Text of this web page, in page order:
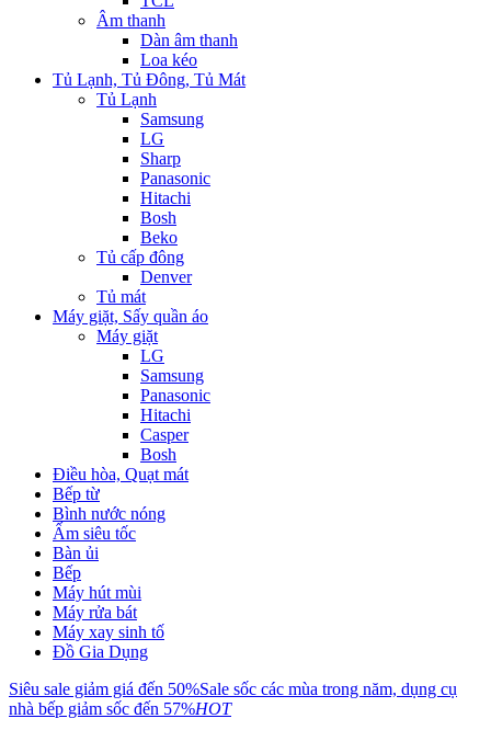
Âm thanh
Dàn âm thanh
Loa kéo
Tủ Lạnh, Tủ Đông, Tủ Mát
Tủ Lạnh
Samsung
LG
Sharp
Panasonic
Hitachi
Bosh
Beko
Tủ cấp đông
Denver
Tủ mát
Máy giặt, Sấy quần áo
Máy giặt
LG
Samsung
Panasonic
Hitachi
Casper
Bosh
Điều hòa, Quạt mát
Bếp từ
Bình nước nóng
Ấm siêu tốc
Bàn ủi
Bếp
Máy hút mùi
Máy rửa bát
Máy xay sinh tố
Đồ Gia Dụng
Siêu sale giảm giá đến 50%Sale sốc các mùa trong năm, dụng cụ
nhà bếp giảm sốc đến 57%HOT